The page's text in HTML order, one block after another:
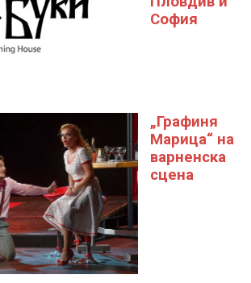
София
„Графиня
Марица“ на
варненска
сцена